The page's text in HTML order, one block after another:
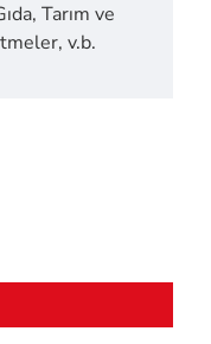
Tarım ve
v.b.